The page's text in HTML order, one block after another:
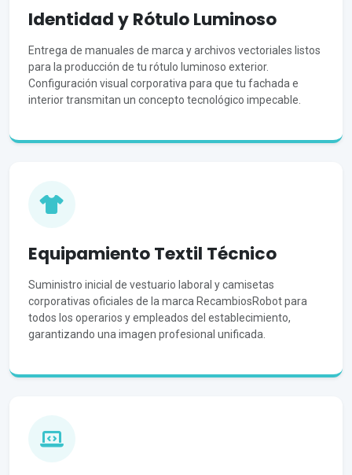
Identidad y Rótulo Luminoso
Entrega de manuales de marca y archivos vectoriales listos
para la producción de tu rótulo luminoso exterior.
Configuración visual corporativa para que tu fachada e
interior transmitan un concepto tecnológico impecable.
Equipamiento Textil Técnico
Suministro inicial de vestuario laboral y camisetas
corporativas oficiales de la marca RecambiosRobot para
todos los operarios y empleados del establecimiento,
garantizando una imagen profesional unificada.